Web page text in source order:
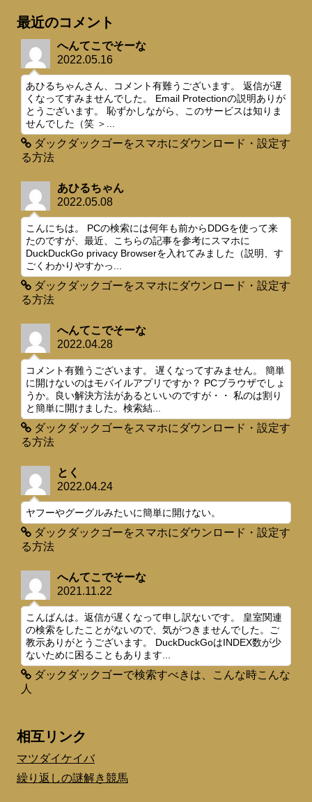
最近のコメント
へんてこでそーな
2022.05.16
あひるちゃんさん、コメント有難うございます。 返信が遅
くなってすみませんでした。 Email Protectionの説明ありが
とうございます。 恥ずかしながら、このサービスは知りま
せんでした（笑 ＞...
ダックダックゴーをスマホにダウンロード・設定す
る方法
あひるちゃん
2022.05.08
こんにちは。 PCの検索には何年も前からDDGを使って来
たのですが、最近、こちらの記事を参考にスマホに
DuckDuckGo privacy Browserを入れてみました（説明、す
ごくわかりやすかっ...
ダックダックゴーをスマホにダウンロード・設定す
る方法
へんてこでそーな
2022.04.28
コメント有難うございます。 遅くなってすみません。 簡単
に開けないのはモバイルアプリですか？ PCブラウザでしょ
うか。良い解決方法があるといいのですが・・ 私のは割り
と簡単に開けました。検索結...
ダックダックゴーをスマホにダウンロード・設定す
る方法
とく
2022.04.24
ヤフーやグーグルみたいに簡単に開けない。
ダックダックゴーをスマホにダウンロード・設定す
る方法
へんてこでそーな
2021.11.22
こんばんは。返信が遅くなって申し訳ないです。 皇室関連
の検索をしたことがないので、気がつきませんでした。ご
教示ありがとうございます。 DuckDuckGoはINDEX数が少
ないために困ることもあります...
ダックダックゴーで検索すべきは、こんな時こんな
人
相互リンク
マツダイケイバ
繰り返しの謎解き競馬